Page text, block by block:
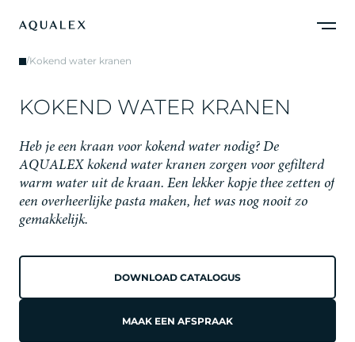
/Kokend water kranen
KOKEND WATER KRANEN
Heb je een kraan voor kokend water nodig? De
AQUALEX kokend water kranen zorgen voor gefilterd
warm water uit de kraan. Een lekker kopje thee zetten of
een overheerlijke pasta maken, het was nog nooit zo
gemakkelijk.
DOWNLOAD CATALOGUS
MAAK EEN AFSPRAAK